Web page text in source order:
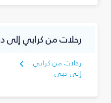
رحلات من كرابي إلى
رحلات من كرابي
إلى دبي